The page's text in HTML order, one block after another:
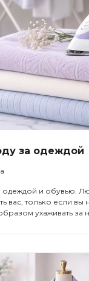
за одеждой
одеждой и обувью.
вас, только если вы
ухаживать за